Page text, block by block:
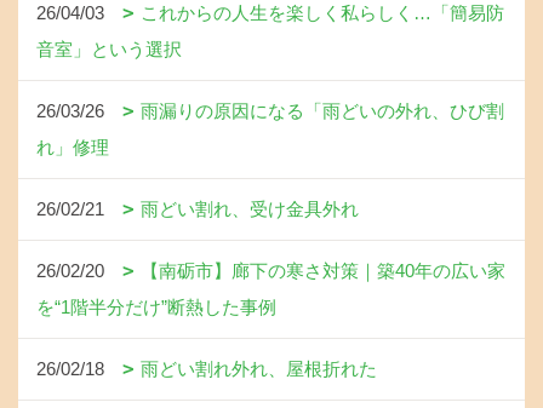
26/04/03
これからの人生を楽しく私らしく…「簡易防
音室」という選択
26/03/26
雨漏りの原因になる「雨どいの外れ、ひび割
れ」修理
26/02/21 雨どい割れ、受け金具外れ
26/02/20
【南砺市】廊下の寒さ対策｜築40年の広い家
を“1階半分だけ”断熱した事例
26/02/18 雨どい割れ外れ、屋根折れた